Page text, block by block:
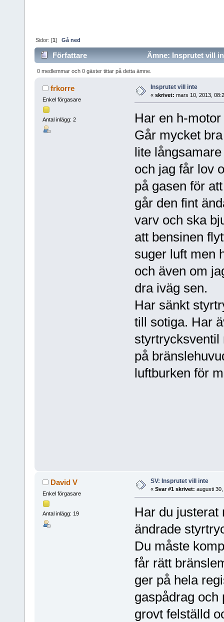
Sidor: [1]Gå ned
Författare Ämne: Insprutet vill
0 medlemmar och 0 gäster tittar på detta ämne.
frkorre
Enkel förgasare
Antal inlägg: 2
Insprutet vill inte
« skrivet: mars 10, 2013,
Har en h-
Går mycket
lite
och jag får lov
på gasen för
går den fint
varv och ska
att bensinen
suger luft men
och även om
dra iväg sen.
Har sänkt
till sotiga. Har
styrtrycksventil
på
luftburken för
David V
Enkel förgasare
Antal inlägg: 19
SV: Insprutet vill inte
« Svar #1 skrivet: augusti 30,
Har du justerat
ändrade
Du måste
får rätt
ger på hela
gaspådrag och
grovt felställd